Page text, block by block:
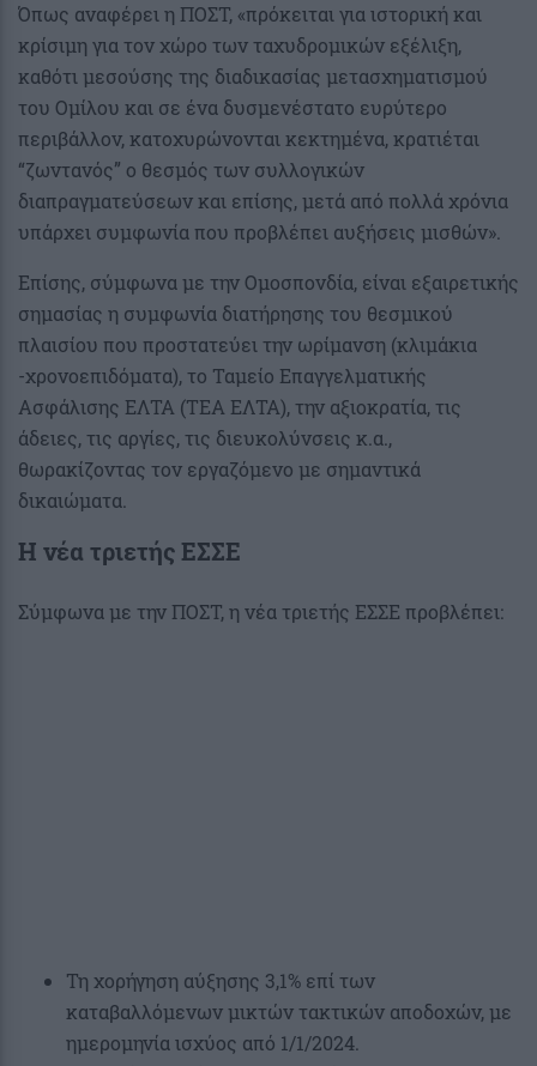
Όπως αναφέρει η ΠΟΣΤ, «πρόκειται για ιστορική και
κρίσιμη για τον χώρο των ταχυδρομικών εξέλιξη,
καθότι μεσούσης της διαδικασίας μετασχηματισμού
του Ομίλου και σε ένα δυσμενέστατο ευρύτερο
περιβάλλον, κατοχυρώνονται κεκτημένα, κρατιέται
“ζωντανός” ο θεσμός των συλλογικών
διαπραγματεύσεων και επίσης, μετά από πολλά χρόνια
υπάρχει συμφωνία που προβλέπει αυξήσεις μισθών».
Επίσης, σύμφωνα με την Ομοσπονδία, είναι εξαιρετικής
σημασίας η συμφωνία διατήρησης του θεσμικού
πλαισίου που προστατεύει την ωρίμανση (κλιμάκια
-χρονοεπιδόματα), το Ταμείο Επαγγελματικής
Ασφάλισης ΕΛΤΑ (ΤΕΑ ΕΛΤΑ), την αξιοκρατία, τις
άδειες, τις αργίες, τις διευκολύνσεις κ.α.,
θωρακίζοντας τον εργαζόμενο με σημαντικά
δικαιώματα.
Η νέα τριετής ΕΣΣΕ
Σύμφωνα με την ΠΟΣΤ, η νέα τριετής ΕΣΣΕ προβλέπει:
Τη χορήγηση αύξησης 3,1% επί των
καταβαλλόμενων μικτών τακτικών αποδοχών, με
ημερομηνία ισχύος από 1/1/2024.